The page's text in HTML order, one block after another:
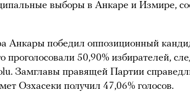
выборы в Анкаре и Измире,
Анкары победил оппозиционный
проголосовали 50,90% избирателей,
Замглавы правящей Партии
Озхасеки получил 47,06% голосов.